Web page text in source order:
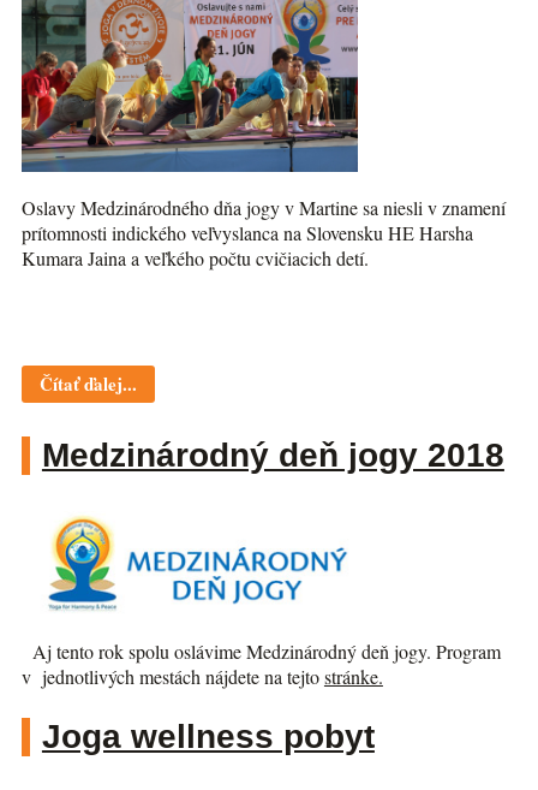
Oslavy Medzinárodného dňa jogy v Martine sa niesli v znamení
prítomnosti indického veľvyslanca na Slovensku HE Harsha
Kumara Jaina a veľkého počtu cvičiacich detí.
Čítať ďalej...
Medzinárodný deň jogy 2018
Aj tento rok spolu oslávime Medzinárodný deň jogy. Program
v jednotlivých mestách nájdete na tejtostránke.
Joga wellness pobyt